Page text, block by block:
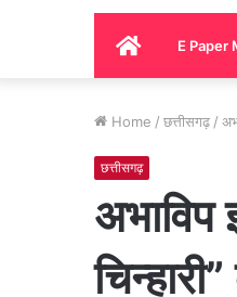
HomeE Paper
Home / छत्तीसगढ़ /
छत्तीसगढ़
अभाविप